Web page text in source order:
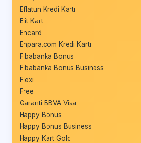
Eflatun Kredi Kartı
Elit Kart
Encard
Enpara.com Kredi Kartı
Fibabanka Bonus
Fibabanka Bonus Business
Flexi
Free
Garanti BBVA Visa
Happy Bonus
Happy Bonus Business
Happy Kart Gold